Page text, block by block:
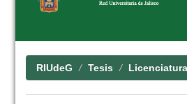
RIUdeG Tesis Licenciatura